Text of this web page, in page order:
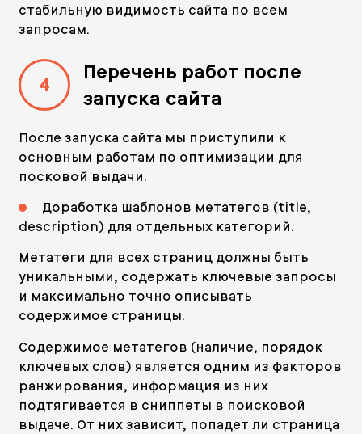
стабильную видимость сайта по всем
запросам.
4
Перечень работ после
запуска сайта
После запуска сайта мы приступили к
основным работам по оптимизации для
посковой выдачи.
Доработка шаблонов метатегов (title,
description) для отдельных категорий.
Метатеги для всех страниц должны быть
уникальными, содержать ключевые запросы
и максимально точно описывать
содержимое страницы.
Содержимое метатегов (наличие, порядок
ключевых слов) является одним из факторов
ранжирования, информация из них
подтягивается в сниппеты в поисковой
выдаче. От них зависит, попадет ли страница